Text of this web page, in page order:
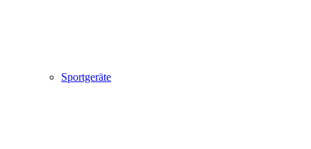
Sportgeräte